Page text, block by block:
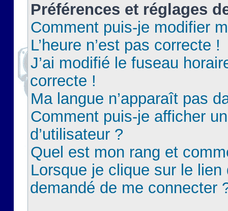
Préférences et réglages
Comment puis-je modifier
L’heure n’est pas correcte !
J’ai modifié le fuseau
correcte !
Ma langue n’apparaît pas
Comment puis-je afficher
d’utilisateur ?
Quel est mon rang et
Lorsque je clique sur le lien
demandé de me connecter